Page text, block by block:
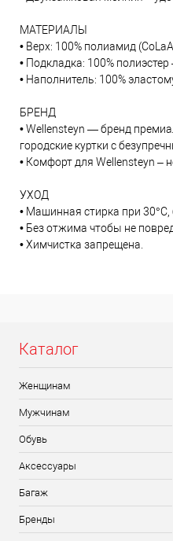
МАТЕРИАЛЫ
• Верх: 100% полиамид
• Подкладка: 100%
• Наполнитель: 100%
БРЕНД
• Wellensteyn — бренд
городские куртки с
• Комфорт для Wellensteyn –
УХОД
• Машинная стирка при 30°C,
• Без отжима чтобы не
• Химчистка запрещена.
Каталог
Женщинам
Мужчинам
Обувь
Аксессуары
Багаж
Бренды